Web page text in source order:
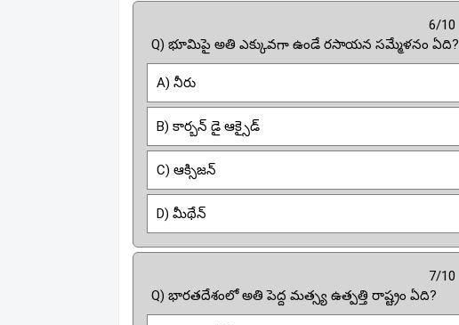
6/10
Q) భూమిపై అతి ఎక్కువగా ఉండే రసాయన సమ్మేళనం ఏది?
A) నీరు
B) కార్బన్ డై ఆక్సైడ్
C) ఆక్సిజన్
D) మీథేన్
7/10
Q) భారతదేశంలో అతి పెద్ద మత్స్య ఉత్పత్తి రాష్ట్రం ఏది?